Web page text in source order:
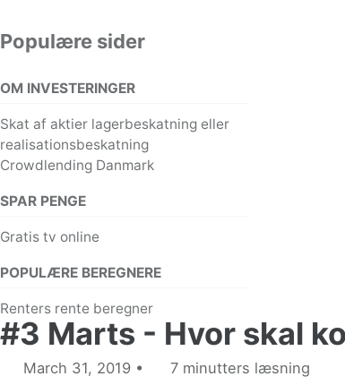
Populære sider
OM INVESTERINGER
Skat af aktier lagerbeskatning eller
realisationsbeskatning
Crowdlending Danmark
SPAR PENGE
Gratis tv online
POPULÆRE BEREGNERE
Renters rente beregner
#3 Marts - Hvor skal
March 31, 2019 7 minutters læsning